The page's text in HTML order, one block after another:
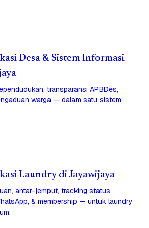
Desa & Sistem Informasi
transparansi APBDes,
warga — dalam satu sistem
Laundry di Jayawijaya
antar-jemput, tracking status
& membership — untuk laundry